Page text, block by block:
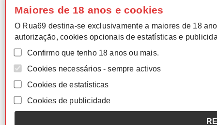
Maiores de 18 anos e cookies
O Rua69 destina-se exclusivamente a maiores de 18
autorização, cookies opcionais de estatísticas e
Confirmo que tenho 18 anos ou mais.
Cookies necessários - sempre activos
Cookies de estatísticas
Cookies de publicidade